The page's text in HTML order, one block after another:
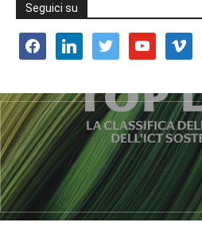
Seguici su
facebooklinkedin twitter youtube vimeo